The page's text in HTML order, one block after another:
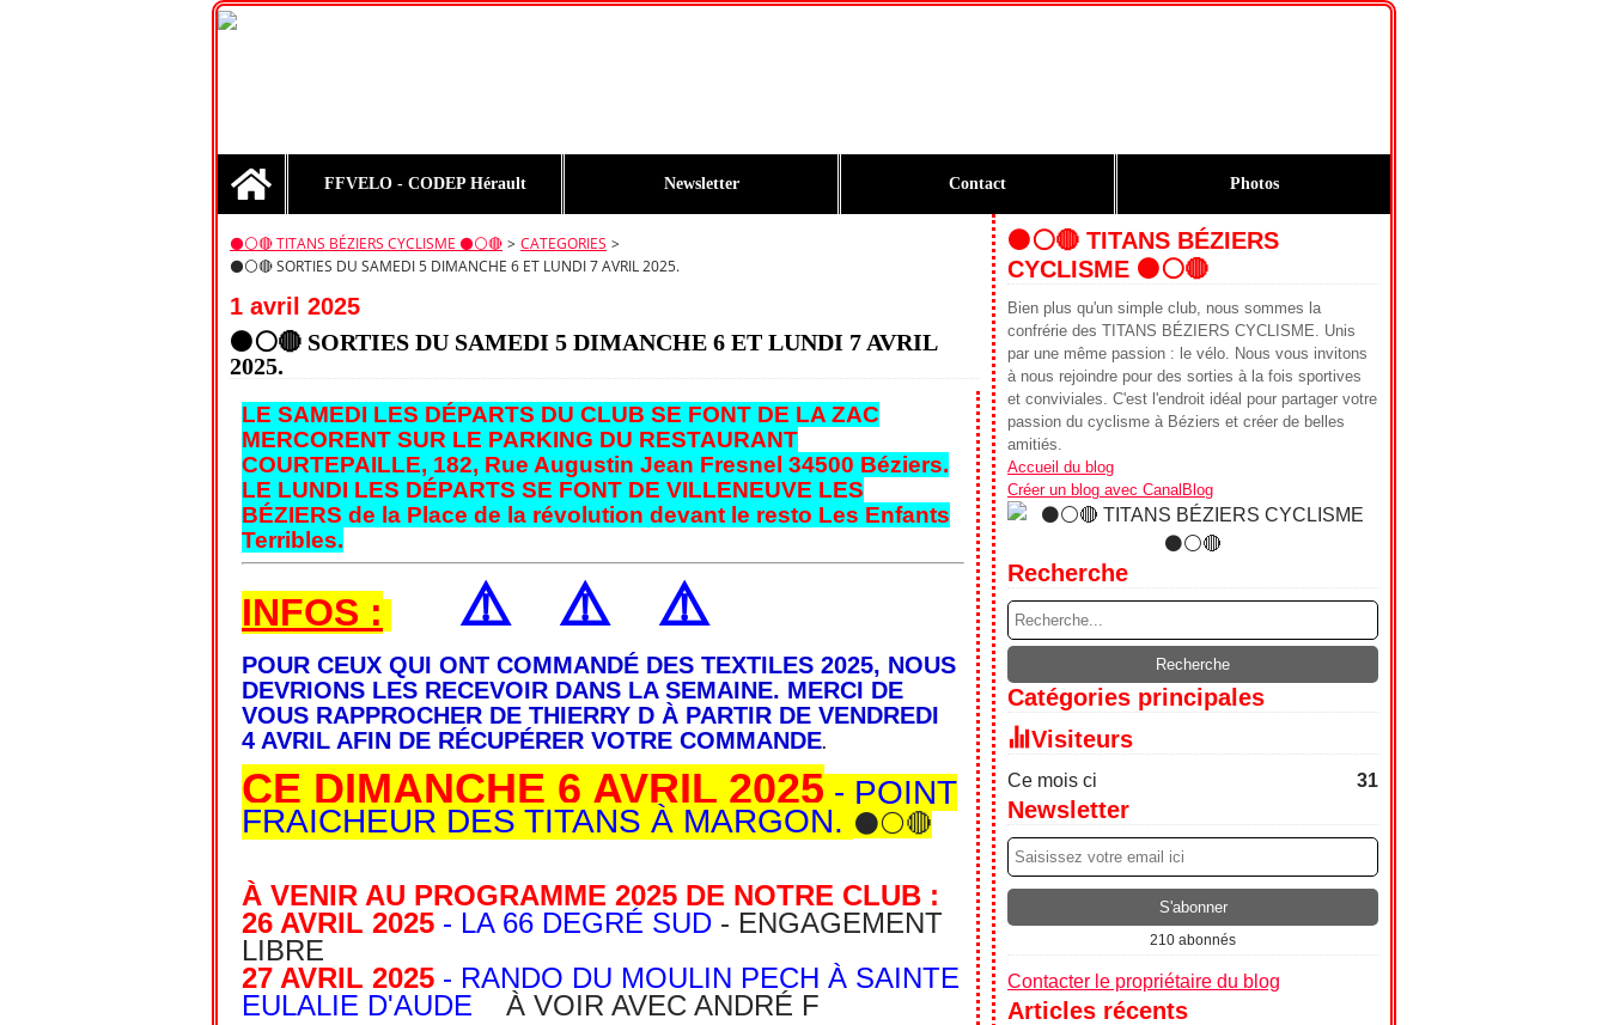
FFVELO - CODEP Hérault
Newsletter Contact Photos
⚫️⚪️🔴 TITANS BÉZIERS CYCLISME ⚫️⚪️🔴 > CATEGORIES >
⚫⚪🔴 SORTIES DU SAMEDI 5 DIMANCHE 6 ET LUNDI 7 AVRIL 2025.
1 avril 2025
⚫⚪🔴 SORTIES DU SAMEDI 5 DIMANCHE 6 ET LUNDI 7 AVRIL
2025.
LE SAMEDI LES DÉPARTS DU CLUB SE FONT DE LA ZAC
MERCORENT SUR LE PARKING DU RESTAURANT
COURTEPAILLE, 182, Rue Augustin Jean Fresnel 34500 Béziers.
LE LUNDI LES DÉPARTS SE FONT DE VILLENEUVE LES
BÉZIERS de la Place de la révolution devant le resto Les Enfants
Terribles.
INFOS : ⚠️ ⚠️ ⚠️
POUR CEUX QUI ONT COMMANDÉ DES TEXTILES 2025, NOUS
DEVRIONS LES RECEVOIR DANS LA SEMAINE. MERCI DE
VOUS RAPPROCHER DE THIERRY D À PARTIR DE VENDREDI
4 AVRIL AFIN DE RÉCUPÉRER VOTRE COMMANDE.
CE DIMANCHE 6 AVRIL 2025 - POINT
FRAICHEUR DES TITANS À MARGON. ⚫⚪🔴
À VENIR AU PROGRAMME 2025 DE NOTRE CLUB :
26 AVRIL 2025 - LA 66 DEGRÉ SUD - ENGAGEMENT
LIBRE
27 AVRIL 2025 - RANDO DU MOULIN PECH À SAINTE
EULALIE D'AUDE À VOIR AVEC ANDRÉ F
⚫️⚪️🔴 TITANS BÉZIERS
CYCLISME ⚫️⚪️🔴
Bien plus qu'un simple club, nous sommes la
confrérie des TITANS BÉZIERS CYCLISME. Unis
par une même passion : le vélo. Nous vous invitons
à nous rejoindre pour des sorties à la fois sportives
et conviviales. C'est l'endroit idéal pour partager votre
passion du cyclisme à Béziers et créer de belles
amitiés.
Accueil du blog
Créer un blog avec CanalBlog
Recherche
Catégories principales
Visiteurs
Ce mois ci 31
Newsletter
210 abonnés
Contacter le propriétaire du blog
Articles récents